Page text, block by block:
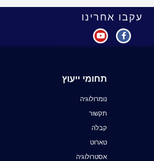
עקבו אחרינו
תחומי ייעוץ
נומרולוגיה
תקשור
קבלה
טארוט
אסטרולוגיה